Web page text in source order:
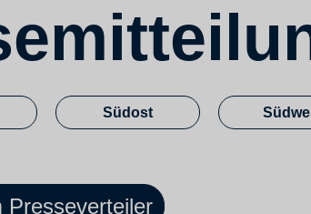
Südost
Presseverteiler